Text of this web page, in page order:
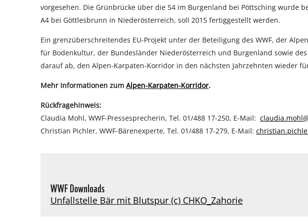
vorgesehen. Die Grünbrücke über die S4 im Burgenland bei Pöttsching wurde
A4 bei Göttlesbrunn in Niederösterreich, soll 2015 fertiggestellt werden.
Ein grenzüberschreitendes EU-Projekt unter der Beteiligung des WWF, der
für Bodenkultur, der Bundesländer Niederösterreich und Burgenland sowie
darauf ab, den Alpen-Karpaten-Korridor in den nächsten Jahrzehnten wieder
Mehr Informationen zum Alpen-Karpaten-Korridor.
Rückfragehinweis:
Claudia Mohl, WWF-Pressesprecherin, Tel. 01/488 17-250, E-Mail:
Christian Pichler, WWF-Bärenexperte, Tel. 01/488 17-279, E-Mail:
WWF Downloads
Unfallstelle Bär mit Blutspur (c) CHKO_Zahorie